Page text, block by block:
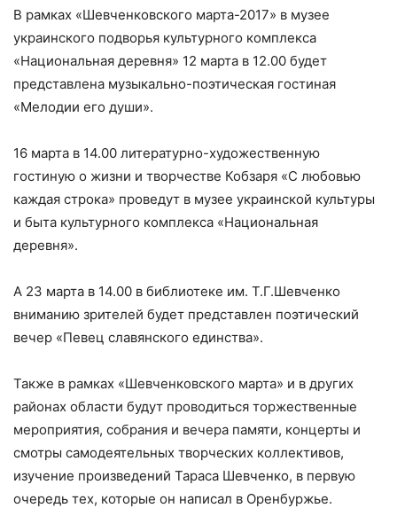
В рамках «Шевченковского марта-2017» в музее
украинского подворья культурного комплекса
«Национальная деревня» 12 марта в 12.00 будет
представлена музыкально-поэтическая гостиная
«Мелодии его души».
16 марта в 14.00 литературно-художественную
гостиную о жизни и творчестве Кобзаря «С любовью
каждая строка» проведут в музее украинской культуры
и быта культурного комплекса «Национальная
деревня».
А 23 марта в 14.00 в библиотеке им. Т.Г.Шевченко
вниманию зрителей будет представлен поэтический
вечер «Певец славянского единства».
Также в рамках «Шевченковского марта» и в других
районах области будут проводиться торжественные
мероприятия, собрания и вечера памяти, концерты и
смотры самодеятельных творческих коллективов,
изучение произведений Тараса Шевченко, в первую
очередь тех, которые он написал в Оренбуржье.